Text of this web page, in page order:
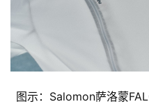
图示：Salomon萨洛蒙